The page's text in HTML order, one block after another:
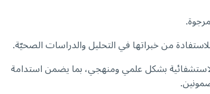
من خبراتها في التحليل والدراسات الصحيّة.
بشكل علمي ومنهجي، بما يضمن استدامة